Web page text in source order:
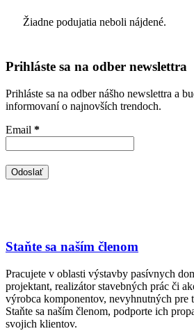
Žiadne podujatia neboli nájdené.
Prihláste sa na odber newslettra
Prihláste sa na odber nášho newslettra a
informovaní o najnovších trendoch.
Email *
Staňte sa naším členom
Pracujete v oblasti výstavby pasívnych
projektant, realizátor stavebných prác či
výrobca komponentov, nevyhnutných pre
Staňte sa naším členom, podporte ich
svojich klientov.